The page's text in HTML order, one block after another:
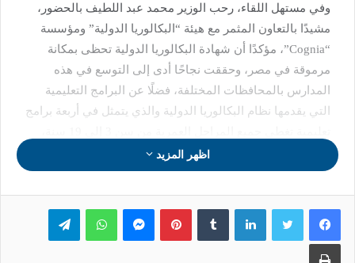
وفي مستهل اللقاء، رحب الوزير محمد عبد اللطيف بالحضور،
مشيدًا بالتعاون المثمر مع هيئة “البكالوريا الدولية” ومؤسسة
“Cognia”، مؤكدًا أن شهادة البكالوريا الدولية تحظى بمكانة
مرموقة في مصر، وحققت نجاحًا أدى إلى التوسع في هذه
المدارس بالمحافظات المختلفة، فضلًا عن البرامج التعليمية
التي يقدمها نظام البكالوريا الدولية والذي يتمثل في أربعة برامج
وهي برامج السنوات الابتدائية (PYP)، والسنوات المتوسطة
(MYP)، والدبلومة (DP)، وبرنامج التعليم المهني (CP).
كما ثمن الوزير التعاون مع مؤسسة “Cognia” في تقديم خدمات
الاعتماد والتقييم للمدارس بناءً على معايير محددة وواضحة
لضمان جودة التعليم، مؤكدًا أهمية تعزيز التعاون بما يسهم في
اظهر المزيد
لينكدإن بينتيريستماسنجر واتساب تيلقرام
طباعة